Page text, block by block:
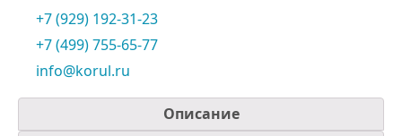
+7 (929) 192-31-23
+7 (499) 755-65-77
info@korul.ru
Описание